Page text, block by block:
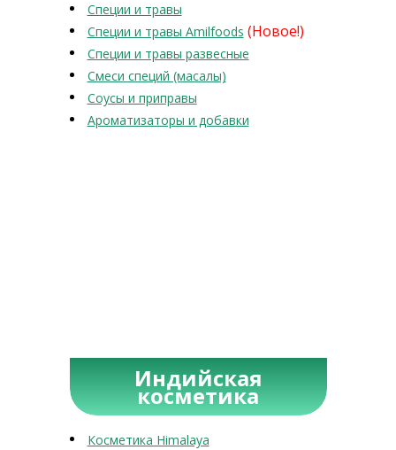
Специи и травы
Специи и травы Amilfoods (Новое!)
Специи и травы развесные
Смеси специй (масалы)
Соусы и приправы
Ароматизаторы и добавки
Индийская
косметика
Косметика Himalaya